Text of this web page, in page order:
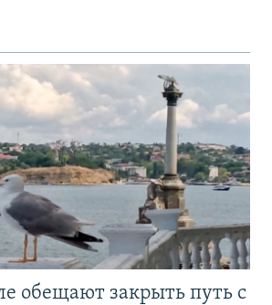
обещают закрыть путь с